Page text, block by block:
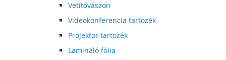
Vetítővászon
Videokonferencia tartozék
Projektor tartozék
Lamináló fólia